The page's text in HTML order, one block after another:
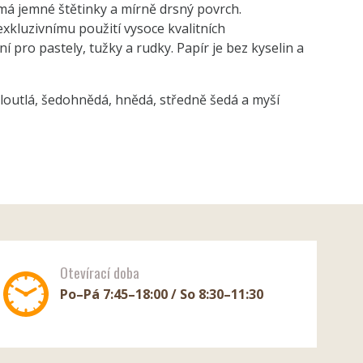
jemné štětinky a mírně drsný povrch.
použití vysoce kvalitních
pro pastely, tužky a rudky. Papír je bez kyselin a
šedohnědá, hnědá, středně šedá a myší
Otevírací doba
Po–Pá 7:45–18:00 / So 8:30–11:30